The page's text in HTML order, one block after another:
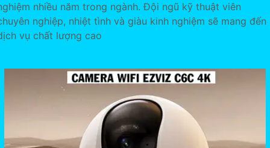
nhiều năm trong ngành. Đội ngũ kỹ thuật viên
nghiệp, nhiệt tình và giàu kinh nghiệm sẽ mang đến
vụ chất lượng cao